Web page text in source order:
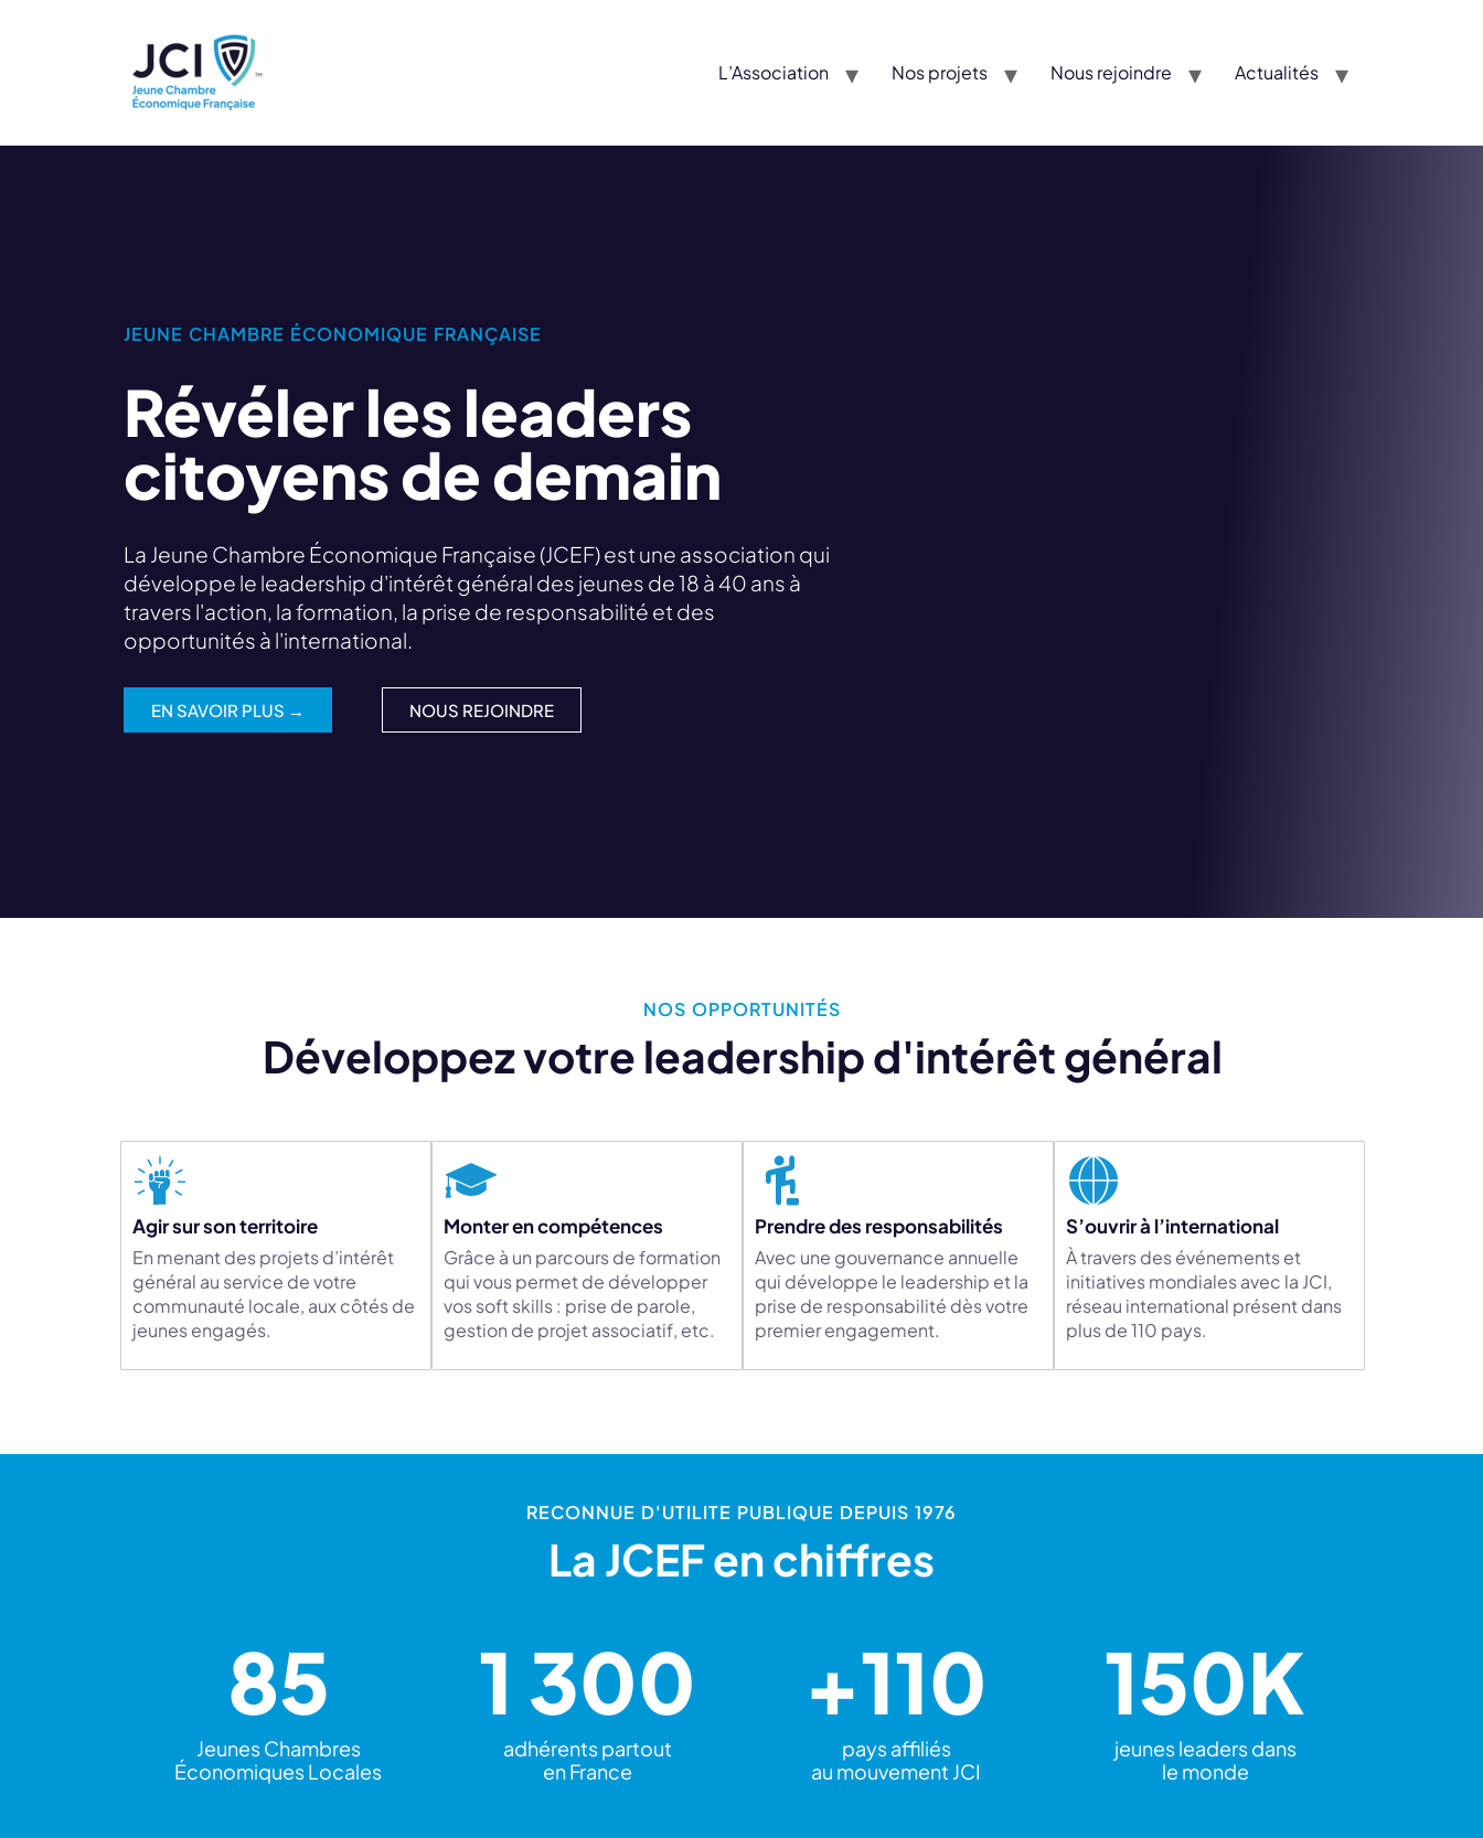
L’Association Nos projets Nous rejoindre Actualités
JEUNE CHAMBRE ÉCONOMIQUE FRANÇAISE
Révéler les leaders
citoyens de demain
La Jeune Chambre Économique Française (JCEF) est une association qui
développe le leadership d'intérêt général des jeunes de 18 à 40 ans à
travers l'action, la formation, la prise de responsabilité et des
opportunités à l'international.
EN SAVOIR PLUS → NOUS REJOINDRE
NOS OPPORTUNITÉS
Développez votre leadership d'intérêt général
Agir sur son territoire
En menant des projets d’intérêt
général au service de votre
communauté locale, aux côtés de
jeunes engagés.
Monter en compétences
Grâce à un parcours de formation
qui vous permet de développer
vos soft skills : prise de parole,
gestion de projet associatif, etc.
Prendre des responsabilités
Avec une gouvernance annuelle
qui développe le leadership et la
prise de responsabilité dès votre
premier engagement.
S’ouvrir à l’international
À travers des événements et
initiatives mondiales avec la JCI,
réseau international présent dans
plus de 110 pays.
RECONNUE D'UTILITE PUBLIQUE DEPUIS 1976
La JCEF en chiffres
85
Jeunes Chambres
Économiques Locales
1 300
adhérents partout
en France
+110
pays affiliés
au mouvement JCI
150K
jeunes leaders dans
le monde